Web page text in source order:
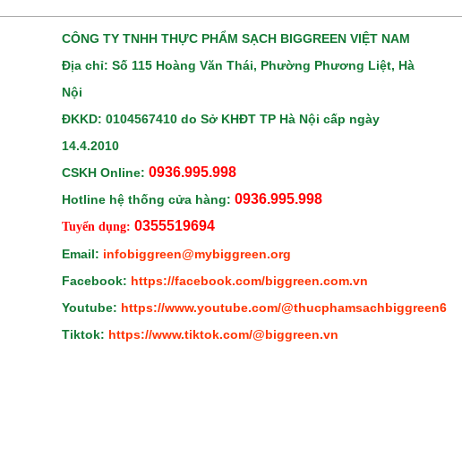
CÔNG TY TNHH THỰC PHẨM SẠCH BIGGREEN VIỆT NAM
Địa chỉ: Số 115 Hoàng Văn Thái, Phường Phương Liệt, Hà
Nội
ĐKKD: 0104567410 do Sở KHĐT TP Hà Nội cấp ngày
14.4.2010
CSKH Online: 0936.995.998
Hotline hệ thống cửa hàng: 0936.995.998
Tuyển dụng: 0355519694
Email: infobiggreen@mybiggreen.org
Facebook: https://facebook.com/biggreen.com.vn
Youtube: https://www.youtube.com/@thucphamsachbiggreen6950
Tiktok: https://www.tiktok.com/@biggreen.vn